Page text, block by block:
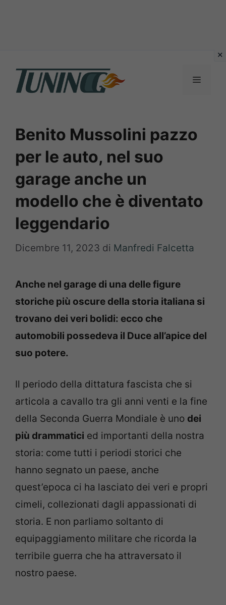
contenuto
Menu
Benito Mussolini pazzo
per le auto, nel suo
garage anche un
modello che è diventato
leggendario
Dicembre 11, 2023 di Manfredi Falcetta
Anche nel garage di una delle figure
storiche più oscure della storia italiana si
trovano dei veri bolidi: ecco che
automobili possedeva il Duce all’apice del
suo potere.
Il periodo della dittatura fascista che si
articola a cavallo tra gli anni venti e la fine
della Seconda Guerra Mondiale è uno dei
più drammatici ed importanti della nostra
storia: come tutti i periodi storici che
hanno segnato un paese, anche
quest’epoca ci ha lasciato dei veri e propri
cimeli, collezionati dagli appassionati di
storia. E non parliamo soltanto di
equipaggiamento militare che ricorda la
terribile guerra che ha attraversato il
nostro paese.